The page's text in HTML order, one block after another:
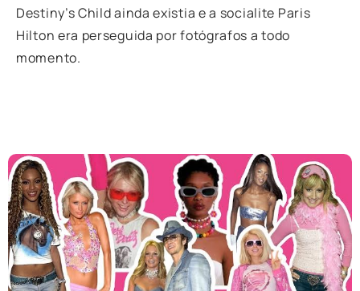
Destiny’s Child ainda existia e a socialite Paris
Hilton era perseguida por fotógrafos a todo
momento.